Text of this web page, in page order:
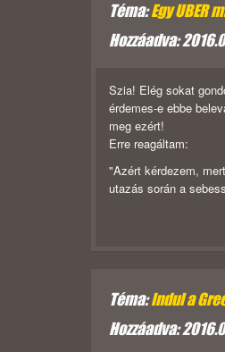
Téma:Egy UBER
Hozzáadva:
Szia! Elég sokat
érdemes-e ebbe
meg ezért!
Erre reagáltam:
"Azért kérdezem,
utazás során a
Téma:Indul a
Hozzáadva: